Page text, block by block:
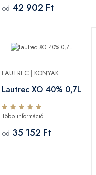
od 42 902 Ft
LAUTREC| KONYAK
Lautrec XO 40% 0,7L
Több információ
od 35 152 Ft